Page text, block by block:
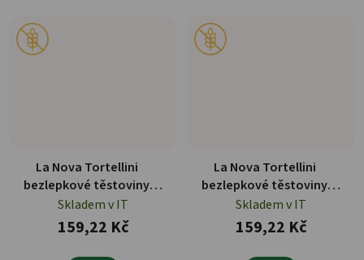
La Nova Tortellini
bezlepkové těstoviny
plněné ricottou a
špenátem 250 g
Skladem v IT
159,22 Kč
La Nova Tortellini
bezlepkové těstoviny
plněné houbami 250 g
Skladem v IT
159,22 Kč